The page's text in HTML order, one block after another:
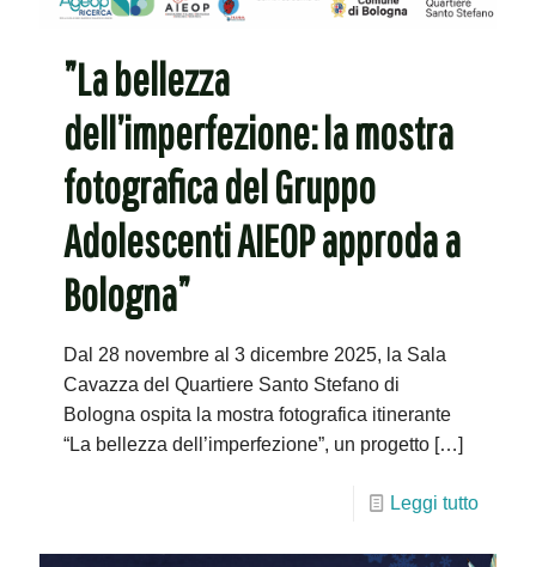
”La bellezza
dell’imperfezione: la mostra
fotografica del Gruppo
Adolescenti AIEOP approda a
Bologna”
Dal 28 novembre al 3 dicembre 2025, la Sala
Cavazza del Quartiere Santo Stefano di
Bologna ospita la mostra fotografica itinerante
“La bellezza dell’imperfezione”, un progetto […]
Leggi tutto